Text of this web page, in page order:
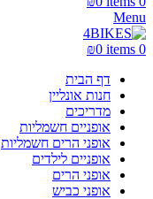
Menu
0
items
₪0
דף הבית
חנות אונליין
מדריכים
אופניים חשמליות
אופני הרים חשמליות
אופניים לילדים
אופני הרים
אופני כביש